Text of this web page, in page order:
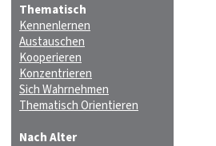
Thematisch
Kennenlernen
Austauschen
Kooperieren
Konzentrieren
Sich Wahrnehmen
Thematisch Orientieren
Nach Alter